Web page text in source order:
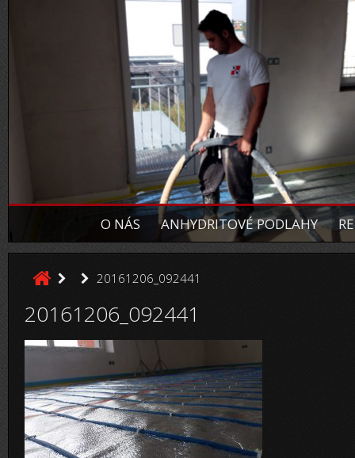
O NÁS ANHYDRITOVÉ PODLAHY
20161206_092441
20161206_092441